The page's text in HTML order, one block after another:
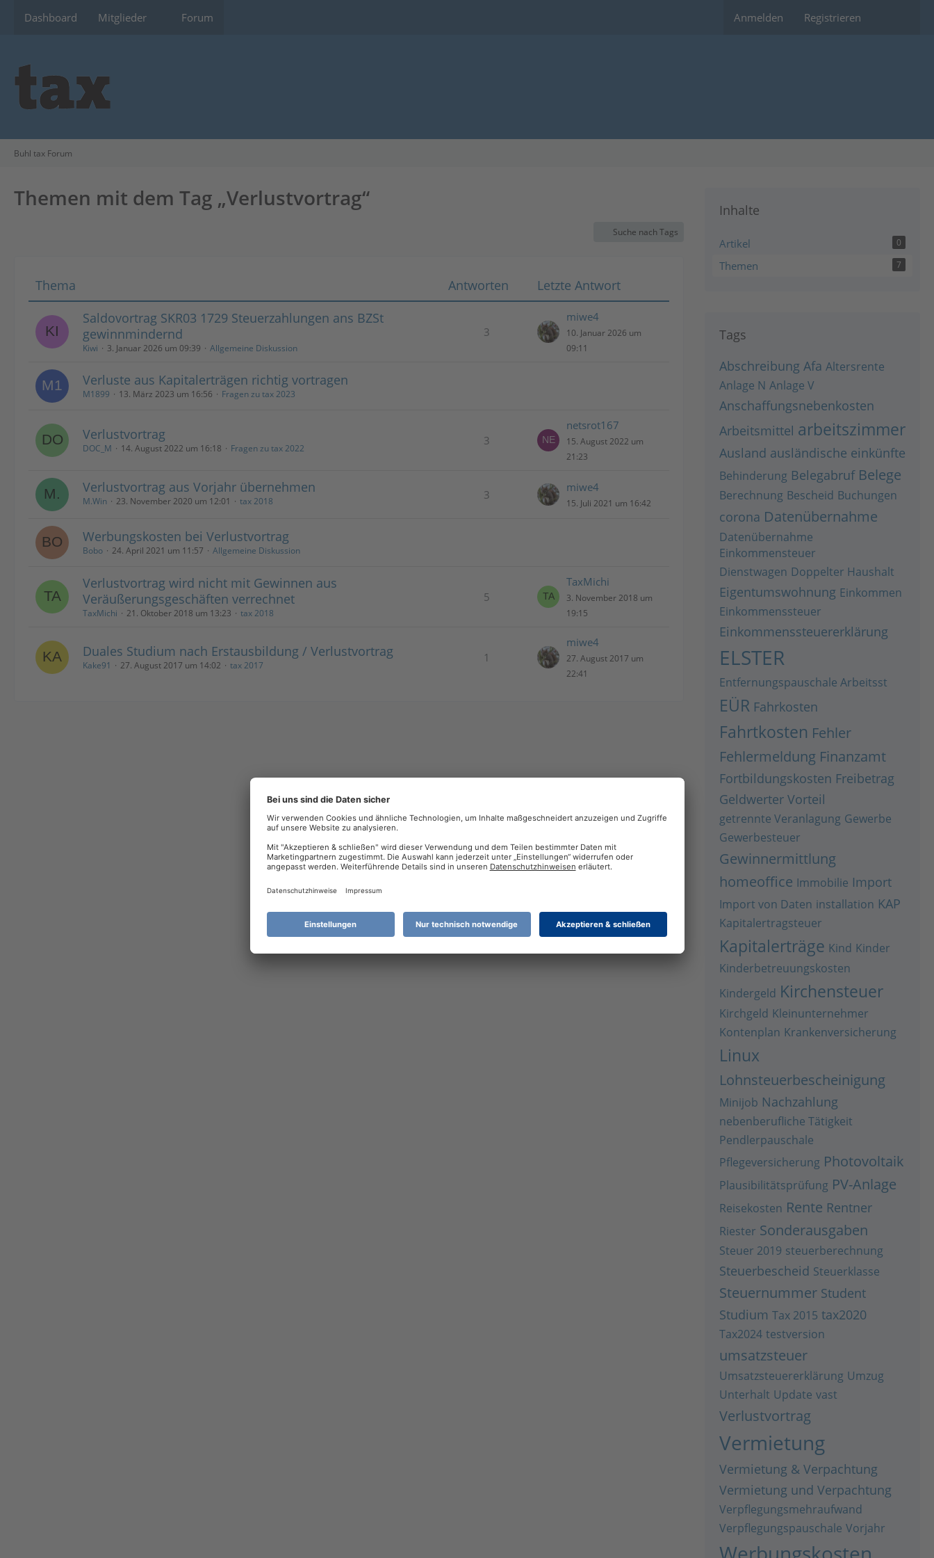
Dashboard Mitglieder Forum Anmelden Registrieren
Buhl tax Forum
Themen mit dem Tag „Verlustvortrag“
Suche nach Tags
Thema Antworten
Letzte Antwort
Saldovortrag SKR03 1729 Steuerzahlungen ans BZSt
gewinnmindernd
Kiwi 3. Januar 2026 um 09:39 Allgemeine Diskussion
3
miwe4
10. Januar 2026 um
09:11
Verluste aus Kapitalerträgen richtig vortragen
M1899 13. März 2023 um 16:56 Fragen zu tax 2023
Verlustvortrag
DOC_M 14. August 2022 um 16:18 Fragen zu tax 2022
3
netsrot167
15. August 2022 um
21:23
Verlustvortrag aus Vorjahr übernehmen
M.Win 23. November 2020 um 12:01 tax 2018 3
miwe4
15. Juli 2021 um 16:42
Werbungskosten bei Verlustvortrag
Bobo 24. April 2021 um 11:57 Allgemeine Diskussion
Verlustvortrag wird nicht mit Gewinnen aus
Veräußerungsgeschäften verrechnet
TaxMichi 21. Oktober 2018 um 13:23 tax 2018
5
TaxMichi
3. November 2018 um
19:15
Duales Studium nach Erstausbildung / Verlustvortrag
Kake91 27. August 2017 um 14:02 tax 2017
1
miwe4
27. August 2017 um
22:41
Inhalte
Artikel 0
Themen 7
Tags
Abschreibung Afa Altersrente
Anlage N Anlage V
Anschaffungsnebenkosten
Arbeitsmittel arbeitszimmer
Ausland ausländische einkünfte
Behinderung Belegabruf Belege
Berechnung Bescheid Buchungen
corona Datenübernahme
Datenübernahme
Einkommensteuer
Dienstwagen Doppelter Haushalt
Eigentumswohnung Einkommen
Einkommenssteuer
Einkommenssteuererklärung
ELSTER
Entfernungspauschale Arbeitsst
EÜR Fahrkosten
Fahrtkosten Fehler
Fehlermeldung Finanzamt
Fortbildungskosten Freibetrag
Geldwerter Vorteil
getrennte Veranlagung Gewerbe
Gewerbesteuer
Gewinnermittlung
homeoffice Immobilie Import
Import von Daten installation KAP
Kapitalertragsteuer
Kapitalerträge Kind Kinder
Kinderbetreuungskosten
Kindergeld Kirchensteuer
Kirchgeld Kleinunternehmer
Kontenplan Krankenversicherung
Linux
Lohnsteuerbescheinigung
Minijob Nachzahlung
nebenberufliche Tätigkeit
Pendlerpauschale
Pflegeversicherung Photovoltaik
Plausibilitätsprüfung PV-Anlage
Reisekosten Rente Rentner
Riester Sonderausgaben
Steuer 2019 steuerberechnung
Steuerbescheid Steuerklasse
Steuernummer Student
Studium Tax 2015 tax2020
Tax2024 testversion
umsatzsteuer
Umsatzsteuererklärung Umzug
Unterhalt Update vast
Verlustvortrag
Vermietung
Vermietung & Verpachtung
Vermietung und Verpachtung
Verpflegungsmehraufwand
Verpflegungspauschale Vorjahr